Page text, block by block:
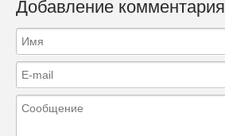
Добавление комментария